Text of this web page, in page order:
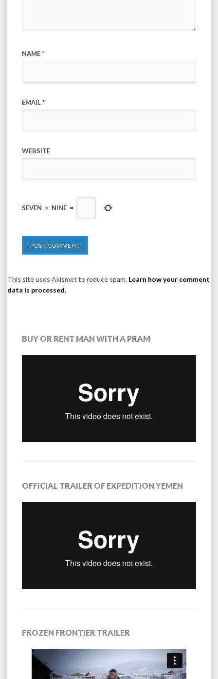
NAME*
EMAIL*
WEBSITE
SEVEN × NINE =
This site uses Akismet to reduce spam. Learn how your comment
data is processed.
BUY OR RENT MAN WITH A PRAM
OFFICIAL TRAILER OF EXPEDITION YEMEN
FROZEN FRONTIER TRAILER